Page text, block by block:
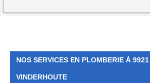
NOS SERVICES EN PLOMBERIE À 9921
VINDERHOUTE